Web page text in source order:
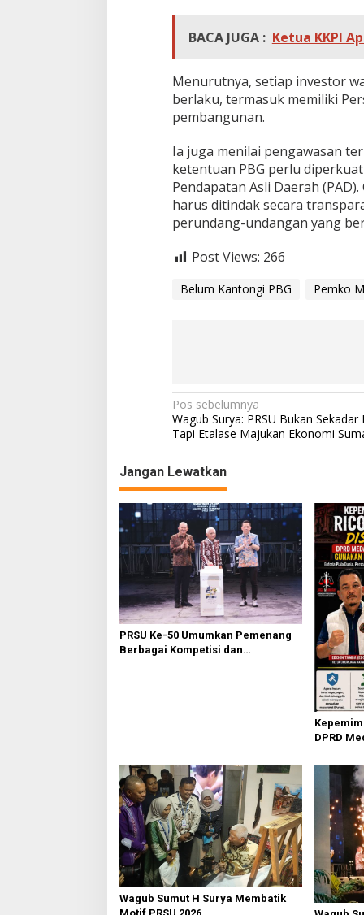
BACA JUGA : Ketua KKPI
Menurutnya, setiap investor
berlaku, termasuk memiliki
pembangunan.
Ia juga menilai pengawasan
ketentuan PBG perlu
Pendapatan Asli Daerah
harus ditindak secara
perundang-undangan yang
Post Views: 266
Belum Kantongi PBG Pemko
N
a
i
g
a
s
i
p
o
s
Pos sebelumnya
Wagub Surya: PRSU Bukan Sekadar
Tapi Etalase Majukan Ekonomi
Jangan Lewatkan
PRSU Ke-50 Umumkan Pemenang
Berbagai Kompetisi dan
DPRD
‎Wagub Sumut H Surya Membatik